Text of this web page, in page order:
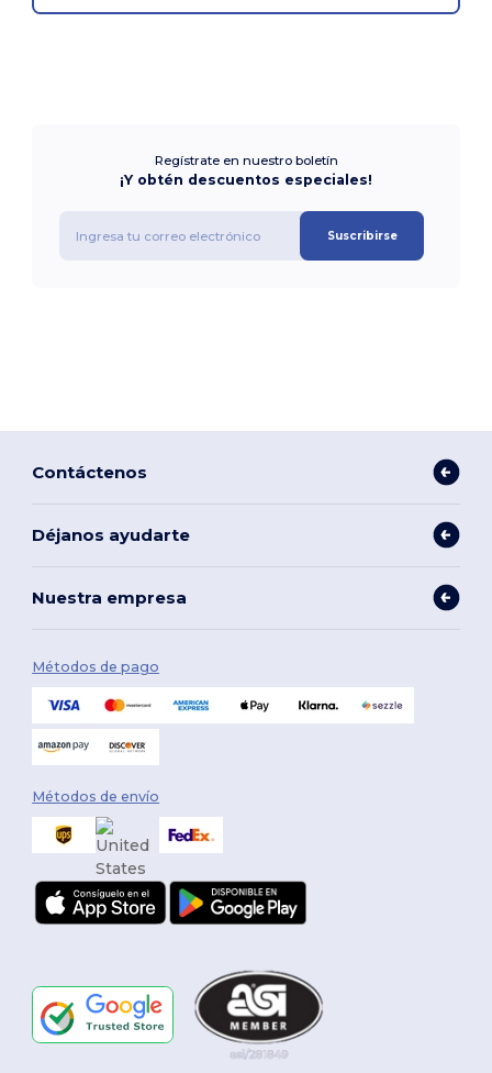
Regístrate en nuestro boletín
¡Y obtén descuentos especiales!
Suscribirse
Contáctenos
Déjanos ayudarte
Nuestra empresa
Métodos de pago
Métodos de envío